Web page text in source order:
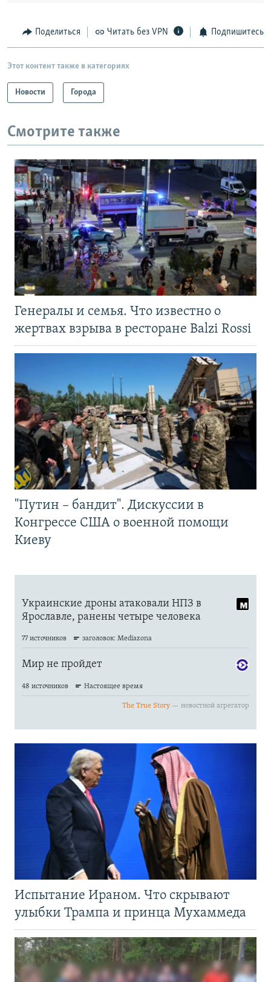
Поделиться Читать без VPN Подпишитесь
Этот контент также в категориях
Новости Города
Смотрите также
Генералы и семья. Что известно о
жертвах взрыва в ресторане Balzi Rossi
"Путин – бандит". Дискуссии в
Конгрессе США о военной помощи
Киеву
Испытание Ираном. Что скрывают
улыбки Трампа и принца Мухаммеда